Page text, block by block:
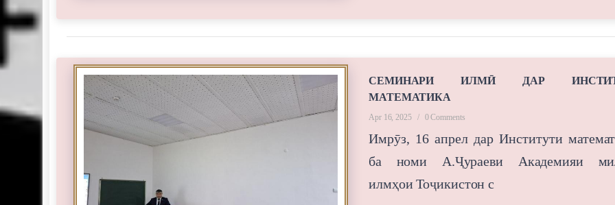
СЕМИНАРИ ИЛМӢ ДАР
МАТЕМАТИКА
Apr 16, 2025 / 0 Comments
Имрӯз, 16 апрел дар Институти
ба номи А.Ҷу‌раеви Академияи
илмҳои Тоҷикистон с